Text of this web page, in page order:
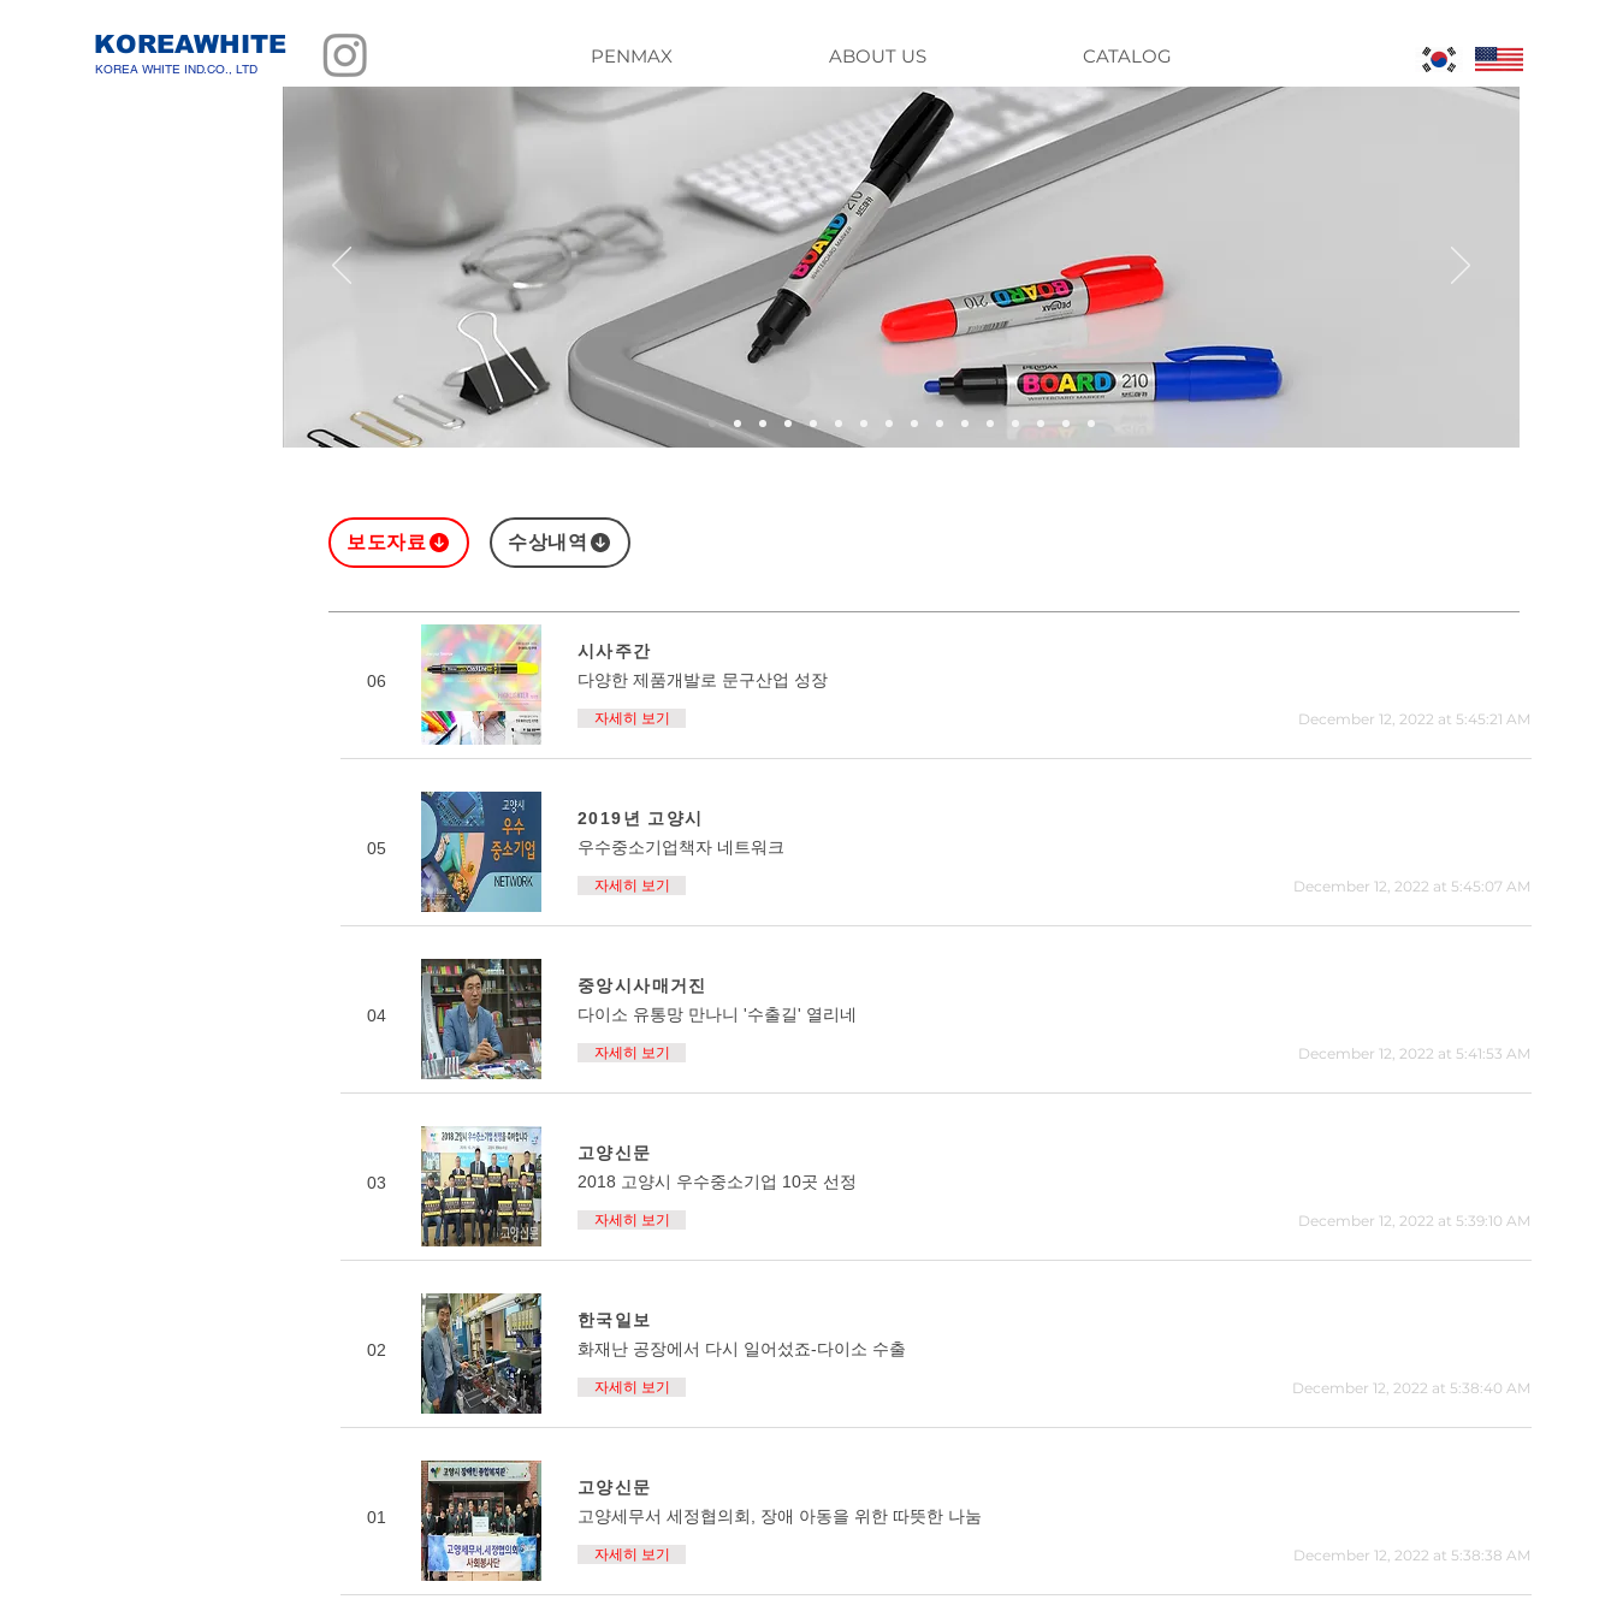
PENMAX ABOUT US CATALOG
KOREAWHITE
KOREA WHITE IND.CO., LTD
보도자료 수상내역
06
시사주간
다양한 제품개발로 문구산업 성장
자세히 보기 December 12, 2022 at 5:45:21 AM
05
2019년 고양시
우수중소기업책자 네트워크
자세히 보기 December 12, 2022 at 5:45:07 AM
04
중앙시사매거진
다이소 유통망 만나니 '수출길' 열리네
자세히 보기 December 12, 2022 at 5:41:53 AM
03
고양신문
2018 고양시 우수중소기업 10곳 선정
자세히 보기 December 12, 2022 at 5:39:10 AM
02
한국일보
화재난 공장에서 다시 일어섰죠-다이소 수출
자세히 보기 December 12, 2022 at 5:38:40 AM
01
고양신문
고양세무서 세정협의회, 장애 아동을 위한 따뜻한 나눔
자세히 보기 December 12, 2022 at 5:38:38 AM